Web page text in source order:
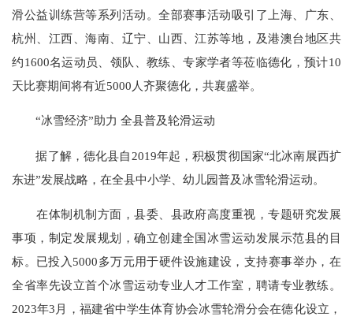
滑公益训练营等系列活动。全部赛事活动吸引了上海、广东、
杭州、江西、海南、辽宁、山西、江苏等地，及港澳台地区共
约1600名运动员、领队、教练、专家学者等莅临德化，预计10
天比赛期间将有近5000人齐聚德化，共襄盛举。
“冰雪经济”助力 全县普及轮滑运动
据了解，德化县自2019年起，积极贯彻国家“北冰南展西扩
东进”发展战略，在全县中小学、幼儿园普及冰雪轮滑运动。
在体制机制方面，县委、县政府高度重视，专题研究发展
事项，制定发展规划，确立创建全国冰雪运动发展示范县的目
标。已投入5000多万元用于硬件设施建设，支持赛事举办，在
全省率先设立首个冰雪运动专业人才工作室，聘请专业教练。
2023年3月，福建省中学生体育协会冰雪轮滑分会在德化设立，